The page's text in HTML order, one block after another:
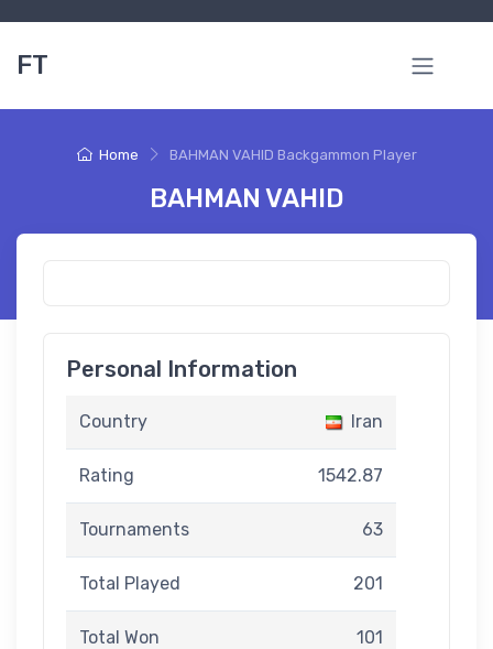
FT
Home BAHMAN VAHID Backgammon Player
BAHMAN VAHID
Personal Information
Country Iran
Rating 1542.87
Tournaments 63
Total Played 201
Total Won 101